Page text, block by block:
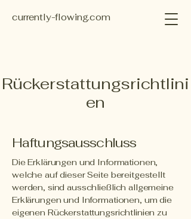
currently-flowing.com
Rückerstattungsrichtlini
en
Haftungsausschluss
Die Erklärungen und Informationen,
welche auf dieser Seite bereitgestellt
werden, sind ausschließlich allgemeine
Erklärungen und Informationen, um die
eigenen Rückerstattungsrichtlinien zu